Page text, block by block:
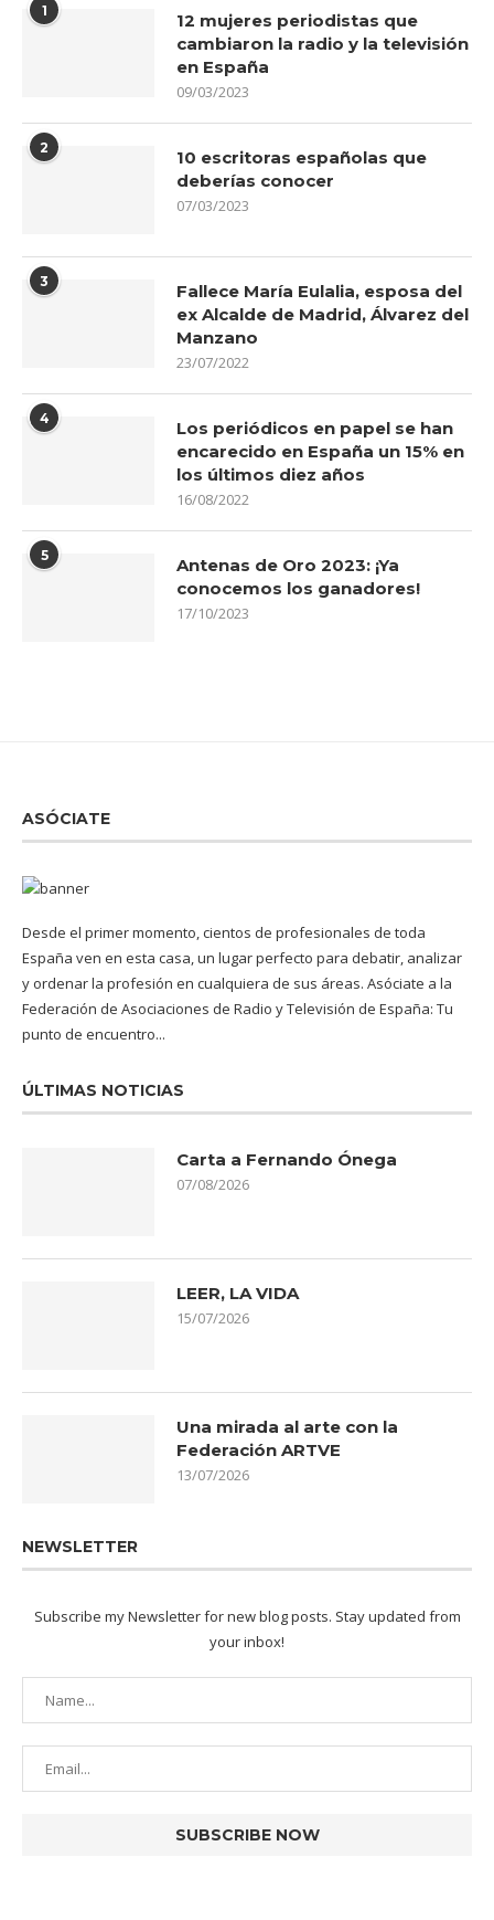
1
12 mujeres periodistas que
cambiaron la radio y la televisión
en España
09/03/2023
2
10 escritoras españolas que
deberías conocer
07/03/2023
3
Fallece María Eulalia, esposa del
ex Alcalde de Madrid, Álvarez del
Manzano
23/07/2022
4
Los periódicos en papel se han
encarecido en España un 15% en
los últimos diez años
16/08/2022
5
Antenas de Oro 2023: ¡Ya
conocemos los ganadores!
17/10/2023
ASÓCIATE
Desde el primer momento, cientos de profesionales de toda
España ven en esta casa, un lugar perfecto para debatir, analizar
y ordenar la profesión en cualquiera de sus áreas. Asóciate a la
Federación de Asociaciones de Radio y Televisión de España: Tu
punto de encuentro...
ÚLTIMAS NOTICIAS
Carta a Fernando Ónega
07/08/2026
LEER, LA VIDA
15/07/2026
Una mirada al arte con la
Federación ARTVE
13/07/2026
NEWSLETTER
Subscribe my Newsletter for new blog posts. Stay updated from
your inbox!